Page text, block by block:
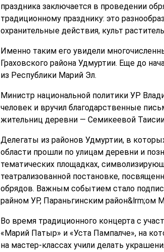
праздника заключается в проведении
традиционному празднику: это
охранительные действия, культ
Именно таким его увидели
Граховского района Удмуртии. Еще до
из Республики Марий Эл.
Министр национальной политики УР
человек и вручил благодарственные
жительниц деревни — Семикеевой
Делегаты из районов Удмуртии, в
области прошли по улицам деревни и
тематических площадках,
театрализованной постановке,
обрядов. Важным событием стало
райном УР, Параньгинским район&lrm;ом
Во время традиционного концерта с
«Марий Патыр» и «Уста Пампалче», на
на мастер-классах учили делать